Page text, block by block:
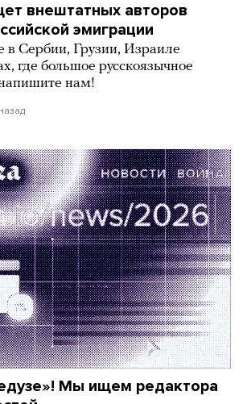
внештатных авторов
эмиграции
в Сербии, Грузии, Израиле
где большое русскоязычное
нам!
Мы ищем редактора